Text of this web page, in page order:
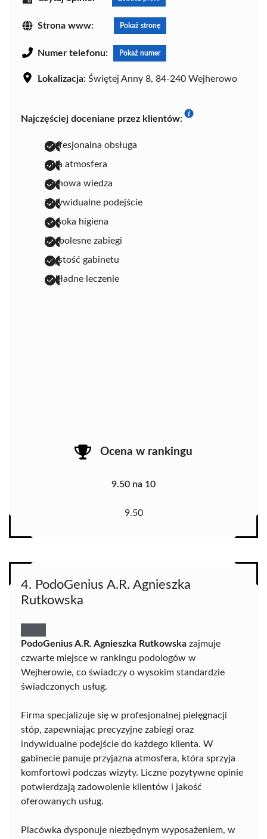
Strona www: Pokaż stronę
Numer telefonu: Pokaż numer
Lokalizacja: Świętej Anny 8, 84-240 Wejherowo
Najczęściej doceniane przez klientów:
profesjonalna obsługa
miła atmosfera
fachowa wiedza
indywidualne podejście
wysoka higiena
bezbolesne zabiegi
czystość gabinetu
dokładne leczenie
Ocena w rankingu
9.50 na 10
9.50
4. PodoGenius A.R. Agnieszka
Rutkowska
PodoGenius A.R. Agnieszka Rutkowska zajmuje
czwarte miejsce w rankingu podologów w
Wejherowie, co świadczy o wysokim standardzie
świadczonych usług.
Firma specjalizuje się w profesjonalnej pielęgnacji
stóp, zapewniając precyzyjne zabiegi oraz
indywidualne podejście do każdego klienta. W
gabinecie panuje przyjazna atmosfera, która sprzyja
komfortowi podczas wizyty. Liczne pozytywne opinie
potwierdzają zadowolenie klientów i jakość
oferowanych usług.
Placówka dysponuje niezbędnym wyposażeniem, w